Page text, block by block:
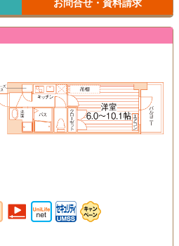
お問合せ・資料請求